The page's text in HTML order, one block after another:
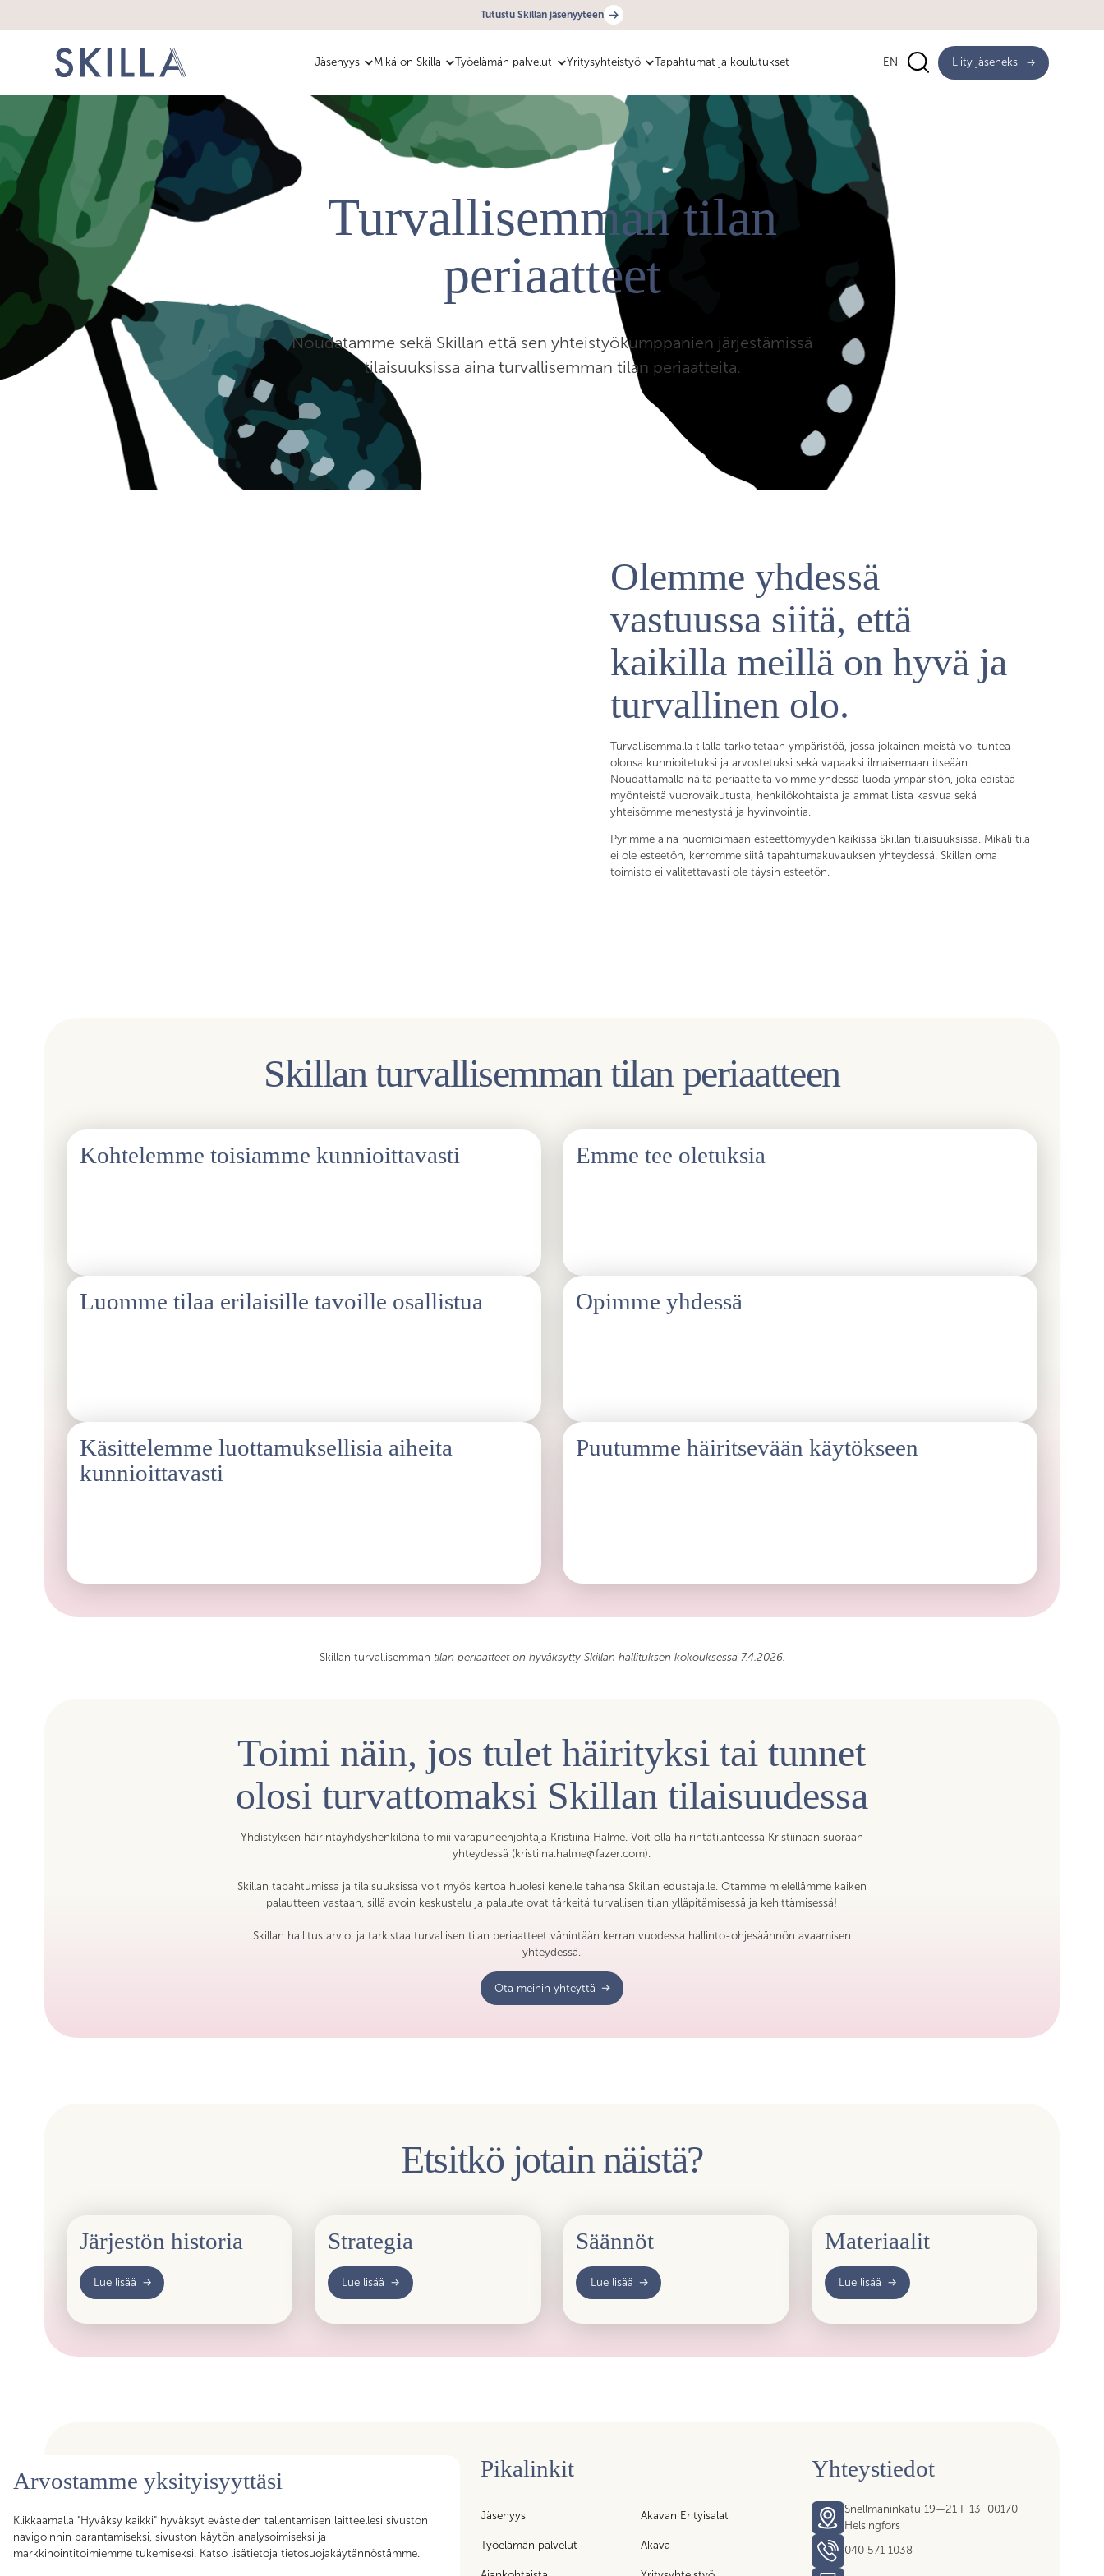
Tutustu Skillan jäsenyyteen
Jäsenyys Mikä on Skilla Työelämän palvelut Yritysyhteistyö Tapahtumat ja koulutukset EN Liity jäseneksi
Turvallisemman tilan
periaatteet
Noudatamme sekä Skillan että sen yhteistyökumppanien järjestämissä
tilaisuuksissa aina turvallisemman tilan periaatteita.
Olemme yhdessä
vastuussa siitä, että
kaikilla meillä on hyvä ja
turvallinen olo.
Turvallisemmalla tilalla tarkoitetaan ympäristöä, jossa jokainen meistä voi tuntea
olonsa kunnioitetuksi ja arvostetuksi sekä vapaaksi ilmaisemaan itseään.
Noudattamalla näitä periaatteita voimme yhdessä luoda ympäristön, joka edistää
myönteistä vuorovaikutusta, henkilökohtaista ja ammatillista kasvua sekä
yhteisömme menestystä ja hyvinvointia.
Pyrimme aina huomioimaan esteettömyyden kaikissa Skillan tilaisuuksissa. Mikäli tila
ei ole esteetön, kerromme siitä tapahtumakuvauksen yhteydessä. Skillan oma
toimisto ei valitettavasti ole täysin esteetön.
Skillan turvallisemman tilan periaatteen
Kohtelemme toisiamme kunnioittavasti Emme tee oletuksia
Luomme tilaa erilaisille tavoille osallistua Opimme yhdessä
Käsittelemme luottamuksellisia aiheita
kunnioittavasti
Puutumme häiritsevään käytökseen
Skillan turvallisemman tilan periaatteet on hyväksytty Skillan hallituksen kokouksessa 7.4.2026.
Toimi näin, jos tulet häirityksi tai tunnet
olosi turvattomaksi Skillan tilaisuudessa
Yhdistyksen häirintäyhdyshenkilönä toimii varapuheenjohtaja Kristiina Halme. Voit olla häirintätilanteessa Kristiinaan suoraan
yhteydessä (kristiina.halme@fazer.com).
Skillan tapahtumissa ja tilaisuuksissa voit myös kertoa huolesi kenelle tahansa Skillan edustajalle. Otamme mielellämme kaiken
palautteen vastaan, sillä avoin keskustelu ja palaute ovat tärkeitä turvallisen tilan ylläpitämisessä ja kehittämisessä!
Skillan hallitus arvioi ja tarkistaa turvallisen tilan periaatteet vähintään kerran vuodessa hallinto-ohjesäännön avaamisen
yhteydessä.
Ota meihin yhteyttä
Etsitkö jotain näistä?
Järjestön historia
Lue lisää
Strategia
Lue lisää
Säännöt
Lue lisää
Materiaalit
Lue lisää
Arvostamme yksityisyyttäsi
Klikkaamalla "Hyväksy kaikki" hyväksyt evästeiden tallentamisen laitteellesi sivuston
navigoinnin parantamiseksi, sivuston käytön analysoimiseksi ja
markkinointitoimiemme tukemiseksi. Katso lisätietoja tietosuojakäytännöstämme.
asiantuntijat, assistentit, koordinaattorit, esihenkilöt ja päälliköt – kaikki
sujuvan arjen mahdollistajat. Liittymällä Skillan jäseneksi saat
Akavan Erityisalojen liiton palvelut käyttöösi. Liity Skillaan, liity liittoon!
Pikalinkit
Jäsenyys
Työelämän palvelut
Akavan Erityisalat
Akava
Yhteystiedot
Snellmaninkatu 19—21 F 13 00170
Helsingfors
040 571 1038